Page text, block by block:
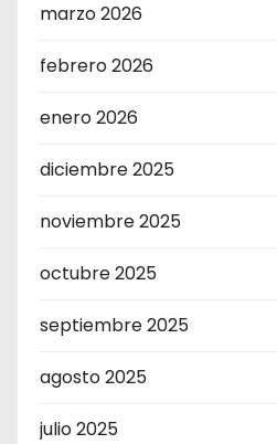
marzo 2026
febrero 2026
enero 2026
diciembre 2025
noviembre 2025
octubre 2025
septiembre 2025
agosto 2025
julio 2025